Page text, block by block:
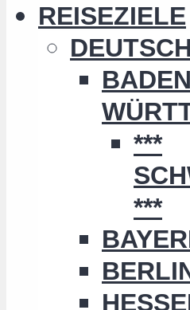
REISEZIELE
***
***